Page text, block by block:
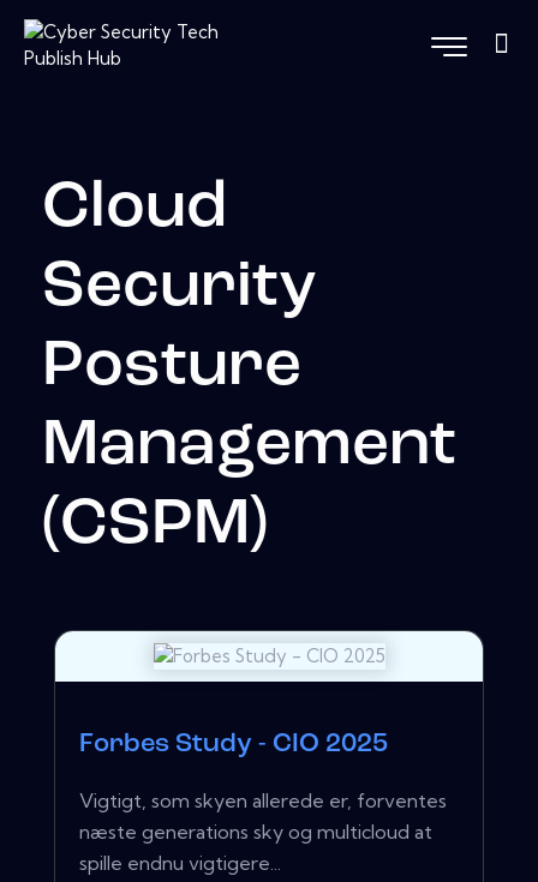
Cloud
Security
Posture
Management
(CSPM)
Forbes Study - CIO 2025
Vigtigt, som skyen allerede er, forventes
næste generations sky og multicloud at
spille endnu vigtigere...